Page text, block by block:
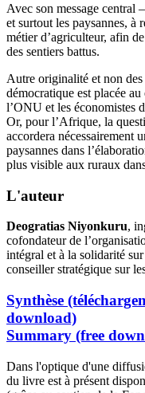
Avec son message central
et surtout les paysannes, à
métier d’agriculteur, afin
des sentiers battus.
Autre originalité et non
démocratique est placée
l’ONU et les économistes
Or, pour l’Afrique, la
accordera nécessairement
paysannes dans
plus visible aux ruraux
L'auteur
Deogratias Niyonkuru,
cofondateur de
intégral et à la solidarité
conseiller stratégique sur
Synthèse
download)
Summary (free
Dans l'optique d'une
du livre est à présent